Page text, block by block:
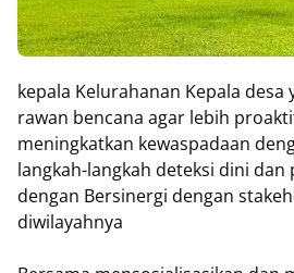
kepala Kelurahanan Kepala desa
rawan bencana agar lebih
meningkatkan kewaspadaan
langkah-langkah deteksi dini dan
dengan Bersinergi dengan
diwilayahnya